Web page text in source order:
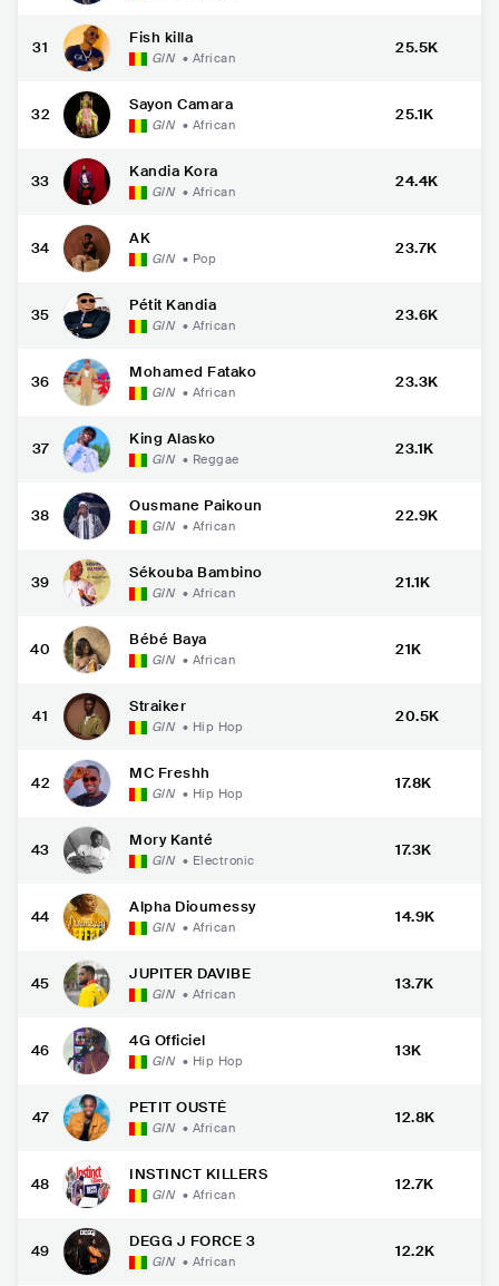
31
Fish killa
GIN • African
25.5K
32
Sayon Camara
GIN • African
25.1K
33
Kandia Kora
GIN • African
24.4K
34
AK
GIN • Pop
23.7K
35
Pétit Kandia
GIN • African
23.6K
36
Mohamed Fatako
GIN • African
23.3K
37
King Alasko
GIN • Reggae
23.1K
38
Ousmane Paikoun
GIN • African
22.9K
39
Sékouba Bambino
GIN • African
21.1K
40
Bébé Baya
GIN • African
21K
41
Straiker
GIN • Hip Hop
20.5K
42
MC Freshh
GIN • Hip Hop
17.8K
43
Mory Kanté
GIN • Electronic
17.3K
44
Alpha Dioumessy
GIN • African
14.9K
45
JUPITER DAVIBE
GIN • African
13.7K
46
4G Officiel
GIN • Hip Hop
13K
47
PETIT OUSTÉ
GIN • African
12.8K
48
INSTINCT KILLERS
GIN • African
12.7K
49
DEGG J FORCE 3
GIN • African
12.2K